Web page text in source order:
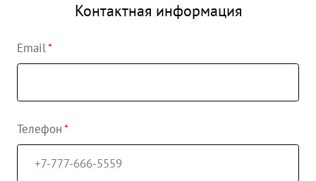
Контактная информация
Email
Телефон